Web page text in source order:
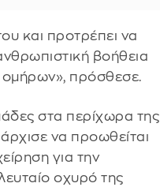
και προτρέπει να
βοήθεια
ομήρων», πρόσθεσε.
στα περίχωρα της
να προωθείται
για την
οχυρό της